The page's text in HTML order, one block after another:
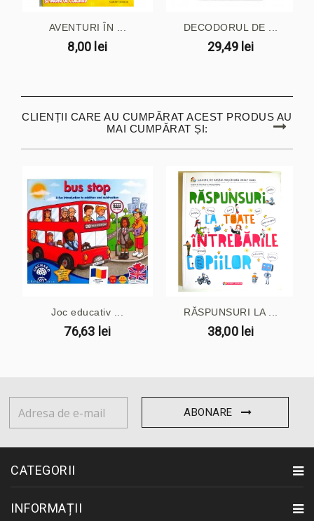
AVENTURI ÎN ...
8,00 lei
DECODORUL DE ...
29,49 lei
CLIENȚII CARE AU CUMPĂRAT ACEST PRODUS AU
MAI CUMPĂRAT ȘI:
Joc educativ ...
76,63 lei
RĂSPUNSURI LA ...
38,00 lei
ABONARE
CATEGORII
INFORMAȚII